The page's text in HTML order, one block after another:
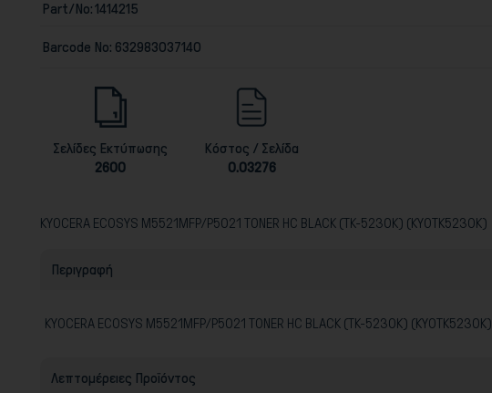
Part/No:1414215
Barcode No: 632983037140
Σελίδες Εκτύπωσης
2600
Κόστος / Σελίδα
0.03276
KYOCERA ECOSYS M5521MFP/P5021 TONER HC BLACK (TK-5230K) (KYOTK5230K)
Περιγραφή
KYOCERA ECOSYS M5521MFP/P5021 TONER HC BLACK (TK-5230K) (KYOTK5230K)
Λεπτομέρειες Προϊόντος